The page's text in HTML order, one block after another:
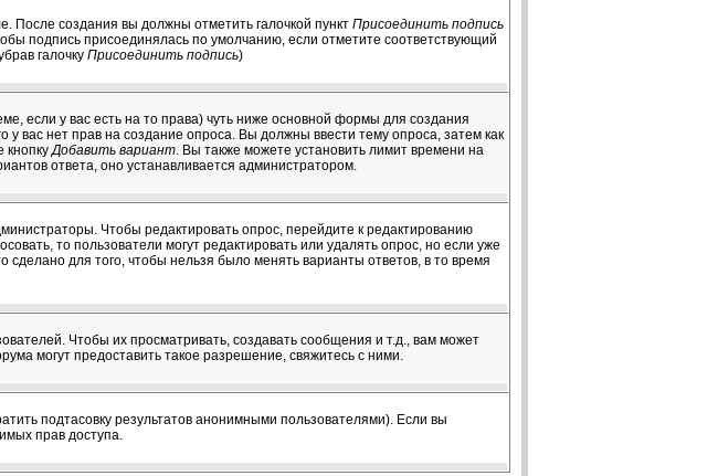
После создания вы должны отметить галочкой пункт Присоединить подпись
подпись присоединялась по умолчанию, если отметите соответствующий
галочку Присоединить подпись)
если у вас есть на то права) чуть ниже основной формы для создания
у вас нет прав на создание опроса. Вы должны ввести тему опроса, затем как
кнопкуДобавить вариант. Вы также можете установить лимит времени на
ответа, оно устанавливается администратором.
Чтобы редактировать опрос, перейдите к редактированию
то пользователи могут редактировать или удалять опрос, но если уже
сделано для того, чтобы нельзя было менять варианты ответов, в то время
Чтобы их просматривать, создавать сообщения и т.д., вам может
могут предоставить такое разрешение, свяжитесь с ними.
подтасовку результатов анонимными пользователями). Если вы
прав доступа.